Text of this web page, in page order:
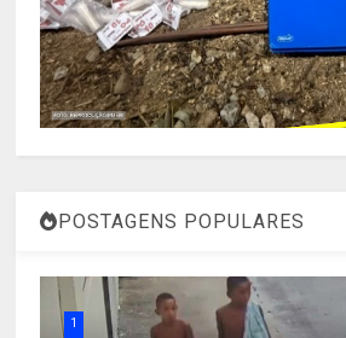
POSTAGENS POPULARES
1